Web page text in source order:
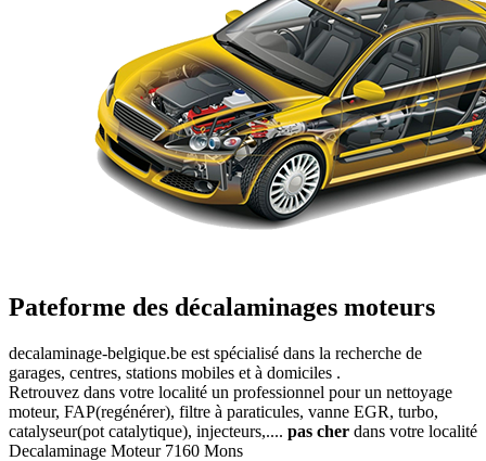
Pateforme des décalaminages moteurs
decalaminage-belgique.be est spécialisé dans la recherche de
garages, centres, stations mobiles et à domiciles .
Retrouvez dans votre localité un professionnel pour un nettoyage
moteur, FAP(regénérer), filtre à paraticules, vanne EGR, turbo,
catalyseur(pot catalytique), injecteurs,.... pas cher dans votre localité
Decalaminage Moteur 7160 Mons